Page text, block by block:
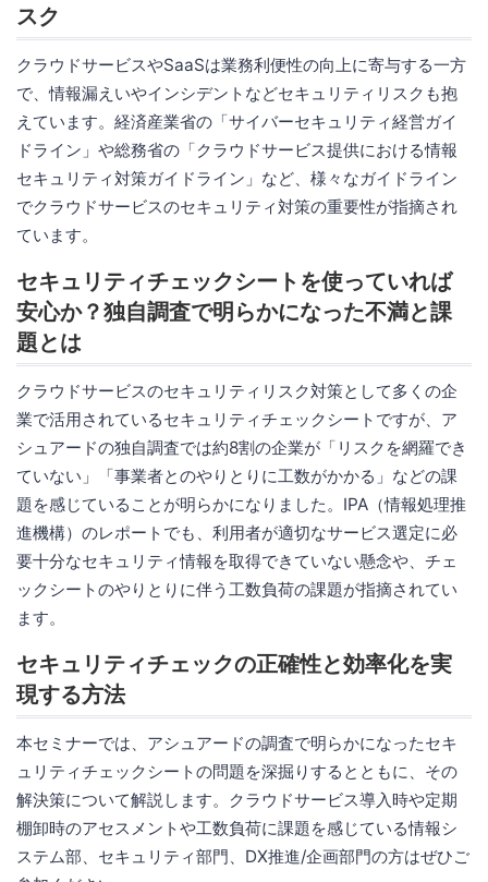
スク
クラウドサービスやSaaSは業務利便性の向上に寄与する一方
で、情報漏えいやインシデントなどセキュリティリスクも抱
えています。経済産業省の「サイバーセキュリティ経営ガイ
ドライン」や総務省の「クラウドサービス提供における情報
セキュリティ対策ガイドライン」など、様々なガイドライン
でクラウドサービスのセキュリティ対策の重要性が指摘され
ています。
セキュリティチェックシートを使っていれば
安心か？独自調査で明らかになった不満と課
題とは
クラウドサービスのセキュリティリスク対策として多くの企
業で活用されているセキュリティチェックシートですが、ア
シュアードの独自調査では約8割の企業が「リスクを網羅でき
ていない」「事業者とのやりとりに工数がかかる」などの課
題を感じていることが明らかになりました。IPA（情報処理推
進機構）のレポートでも、利用者が適切なサービス選定に必
要十分なセキュリティ情報を取得できていない懸念や、チェ
ックシートのやりとりに伴う工数負荷の課題が指摘されてい
ます。
セキュリティチェックの正確性と効率化を実
現する方法
本セミナーでは、アシュアードの調査で明らかになったセキ
ュリティチェックシートの問題を深掘りするとともに、その
解決策について解説します。クラウドサービス導入時や定期
棚卸時のアセスメントや工数負荷に課題を感じている情報シ
ステム部、セキュリティ部門、DX推進/企画部門の方はぜひご